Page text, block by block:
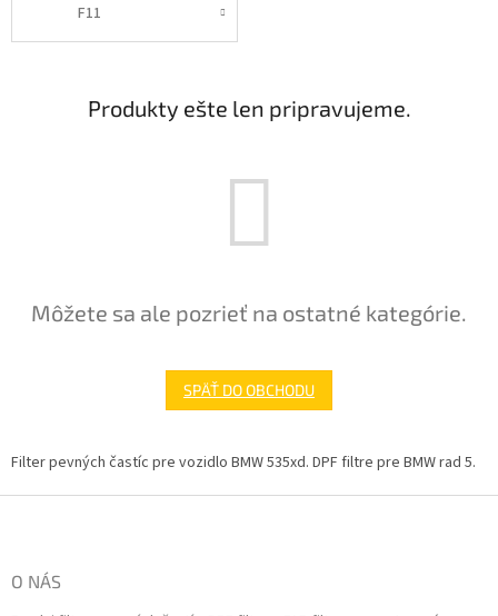
F11
Produkty ešte len pripravujeme.
Môžete sa ale pozrieť na ostatné kategórie.
SPÄŤ DO OBCHODU
Filter pevných častíc pre vozidlo BMW 535xd. DPF filtre pre BMW rad 5.
O NÁS